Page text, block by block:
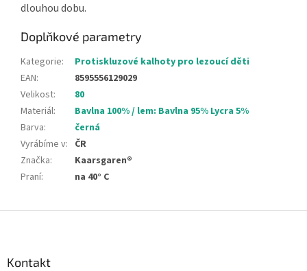
dlouhou dobu.
Doplňkové parametry
Kategorie:
Protiskluzové kalhoty pro lezoucí děti
EAN:
8595556129029
Velikost:
80
Materiál:
Bavlna 100% / lem: Bavlna 95% Lycra 5%
Barva:
černá
Vyrábíme v: ČR
Značka:
Kaarsgaren®
Praní: na 40° C
Kontakt